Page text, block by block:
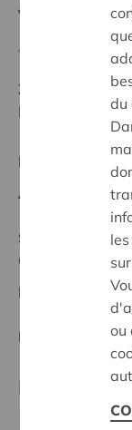
Ziel:
Une
barrières
Regionales
Anfangsdatum:
Stand :
Geel-Mol
Datum:
22/10/
Entscheidung:
Partner
du
ou